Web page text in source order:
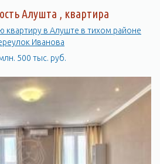
Алушта , квартира
квартиру в Алуште в тихом районе
Иванова
500 тыс. руб.